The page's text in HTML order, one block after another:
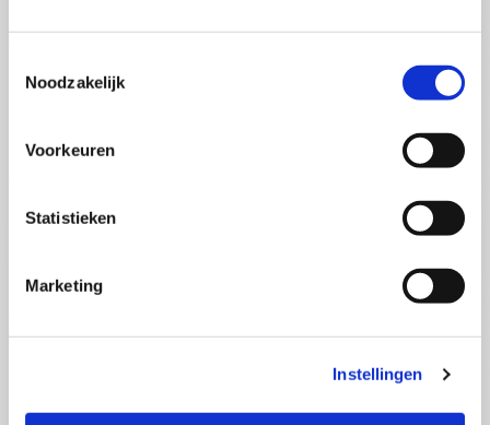
Noodzakelijk
Voorkeuren
Statistieken
Marketing
Instellingen
(EN)
Locatie: Online
Inschrijven